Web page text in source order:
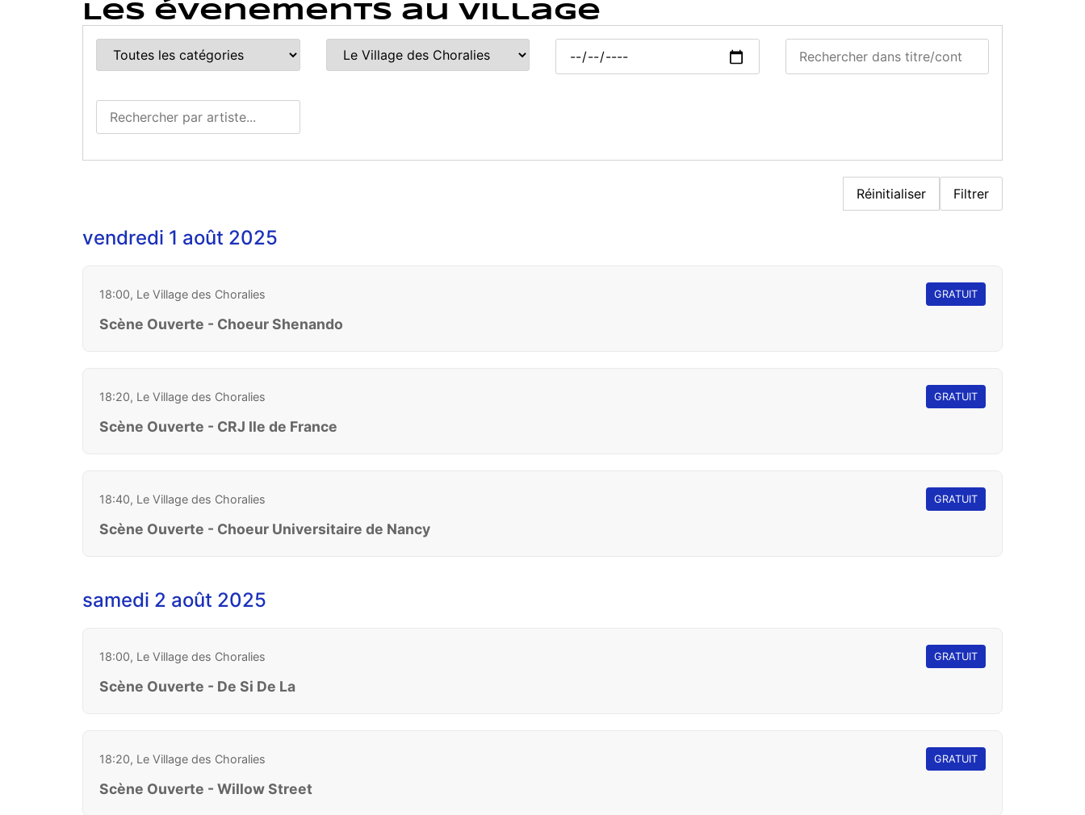
Les évenements au Village
Réinitialiser Filtrer
vendredi 1 août 2025
18:00, Le Village des Choralies GRATUIT
Scène Ouverte - Choeur Shenando
18:20, Le Village des Choralies GRATUIT
Scène Ouverte - CRJ Ile de France
18:40, Le Village des Choralies GRATUIT
Scène Ouverte - Choeur Universitaire de Nancy
samedi 2 août 2025
18:00, Le Village des Choralies GRATUIT
Scène Ouverte - De Si De La
18:20, Le Village des Choralies GRATUIT
Scène Ouverte - Willow Street